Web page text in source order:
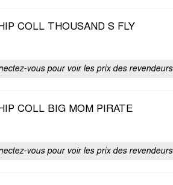
COLL THOUSAND S FLY
vous pour voir les prix des revendeurs
COLL BIG MOM PIRATE
vous pour voir les prix des revendeurs